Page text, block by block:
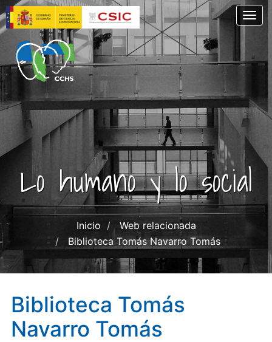
Skip
to
main
content
Lo humano y lo social
Inicio
Web relacionada
Biblioteca Tomás Navarro Tomás
Biblioteca Tomás
Navarro Tomás